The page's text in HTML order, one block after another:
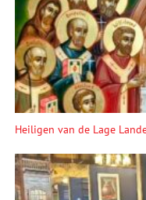
Heiligen van de Lage